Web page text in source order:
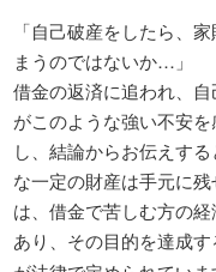
「自己破産をしたら、
まうのではないか…」
借金の返済に追われ、
がこのような強い不安
し、結論からお伝えす
な一定の財産は手元に
は、借金で苦しむ方の
あり、その目的を達成